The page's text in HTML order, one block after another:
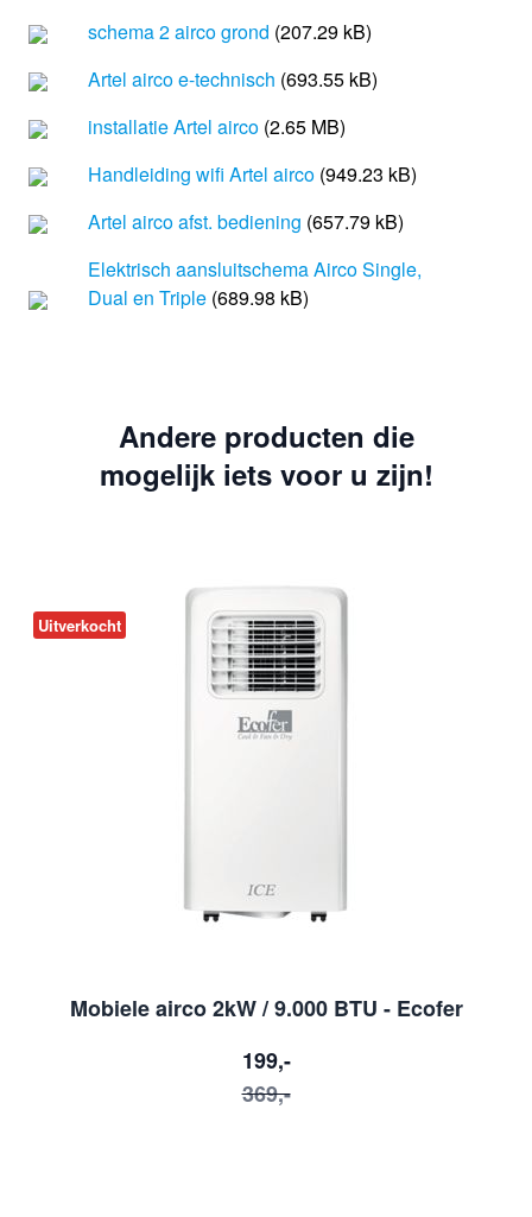
schema 2 airco grond (207.29 kB)
Artel airco e-technisch (693.55 kB)
installatie Artel airco (2.65 MB)
Handleiding wifi Artel airco (949.23 kB)
Artel airco afst. bediening (657.79 kB)
Elektrisch aansluitschema Airco Single,
Dual en Triple (689.98 kB)
Andere producten die
mogelijk iets voor u zijn!
Uitverkocht
Mobiele airco 2kW / 9.000 BTU - Ecofer
199,-
369,-